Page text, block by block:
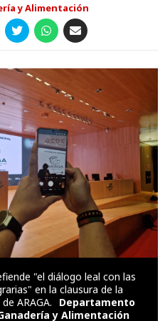
y Alimentación
"el diálogo leal con las
en la clausura de la
ARAGA.
Departamento
y Alimentación